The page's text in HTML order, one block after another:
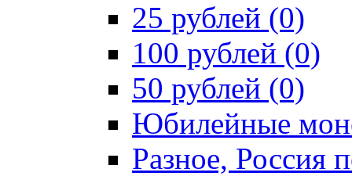
25 рублей (0)
100 рублей (0)
50 рублей (0)
Юбилейные
Разное, Россия